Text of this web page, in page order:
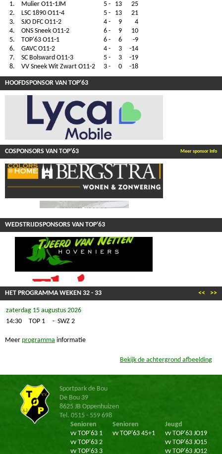
1. Mulier O11-1JM 5 - 13
25
2.
LSC 1890 O11-4 5 - 13
21
3.
SJO DFC O11-2 4 - 9
4
4.
ONS Sneek O11-2 6 - 9
10
5.
TOP'63 O11-1 6 - 6
-9
6.
GAVC O11-2 4 - 3
-14
7.
SC Bolsward O11-3 5 - 3
-19
8.
VV Sneek Wit Zwart O11-2 3 - 0 -18
HOOFDSPONSOR VAN TOP'63
COSPONSORS VAN TOP'63 Meer sponsor info
WEDSTRIJDSPONSORS VAN TOP'63
HET PROGRAMMA WEKEN 32 - 33 >>
<<
zaterdag 15 augustus 2026
14:30
TOP 1 - SWZ 2
Meer programma informatie
Bekijk de achtergrond afbeelding
Sportpark de Bou
De Bou 39
8625 JB Oppenhuizen
Tel. 0515 - 559 698
Senioren
vv TOP'63 1
vv TOP'63 2
vv TOP'63 3
Senioren
vv TOP'63 45+1
Jeugd
vv TOP'63 JO19
vv TOP'63 JO15
vv TOP'63 JO12